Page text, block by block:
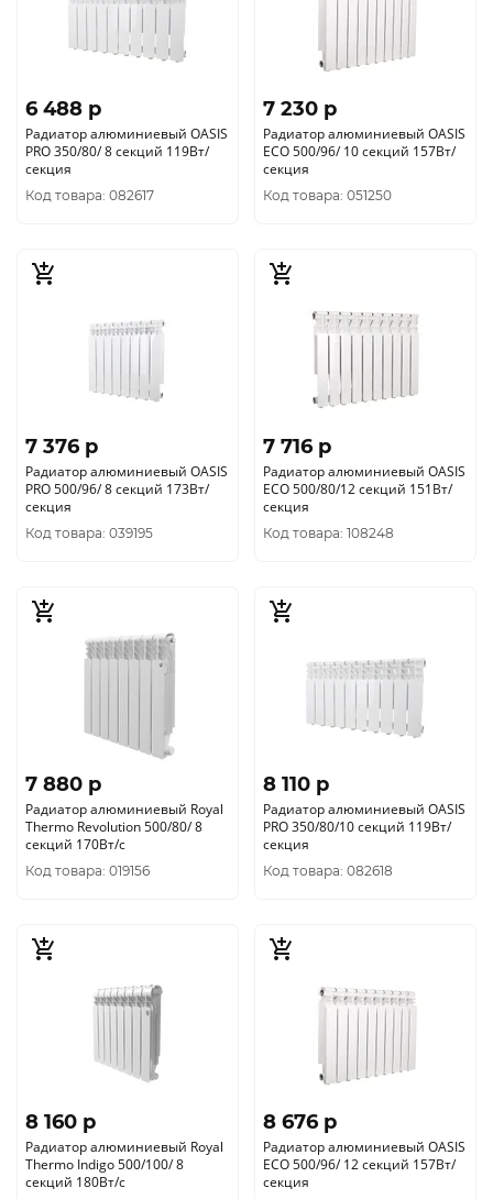
6 488 p
Радиатор алюминиевый OASIS
PRO 350/80/ 8 секций 119Вт/
секция
Код товара: 082617
7 230 p
Радиатор алюминиевый OASIS
ECO 500/96/ 10 секций 157Вт/
секция
Код товара: 051250
7 376 p
Радиатор алюминиевый OASIS
PRO 500/96/ 8 секций 173Вт/
секция
Код товара: 039195
7 716 p
Радиатор алюминиевый OASIS
ECO 500/80/12 секций 151Вт/
секция
Код товара: 108248
7 880 p
Радиатор алюминиевый Royal
Thermo Revolution 500/80/ 8
секций 170Вт/с
Код товара: 019156
8 110 p
Радиатор алюминиевый OASIS
PRO 350/80/10 секций 119Вт/
секция
Код товара: 082618
8 160 p
Радиатор алюминиевый Royal
Thermo Indigo 500/100/ 8
секций 180Вт/с
8 676 p
Радиатор алюминиевый OASIS
ECO 500/96/ 12 секций 157Вт/
секция